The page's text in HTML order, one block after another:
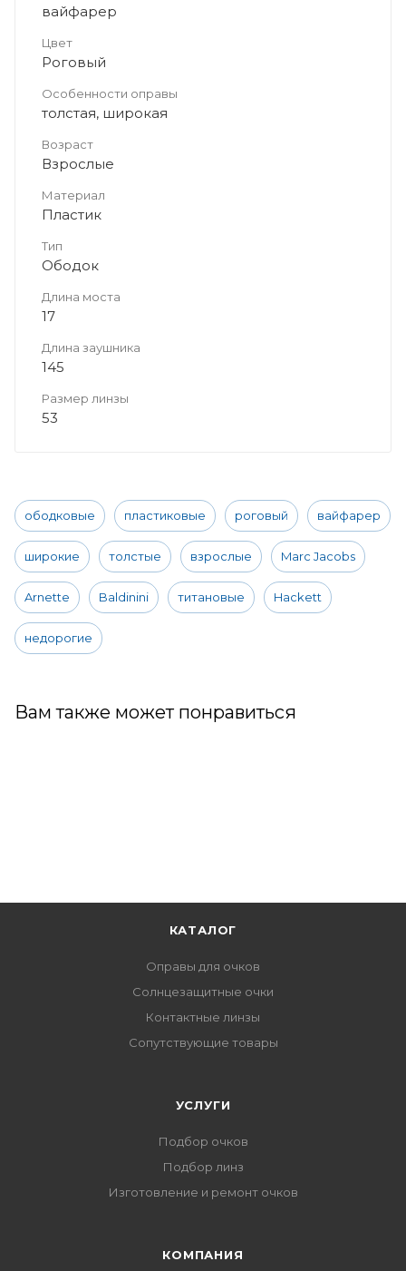
вайфарер
Цвет
Роговый
Особенности оправы
толстая, широкая
Возраст
Взрослые
Материал
Пластик
Тип
Ободок
Длина моста
17
Длина заушника
145
Размер линзы
53
ободковые пластиковые роговый вайфарер
широкие толстые взрослые Marc Jacobs
Arnette Baldinini титановые Hackett
недорогие
Вам также может понравиться
КАТАЛОГ
Оправы для очков
Солнцезащитные очки
Контактные линзы
Сопутствующие товары
УСЛУГИ
Подбор очков
Подбор линз
Изготовление и ремонт очков
КОМПАНИЯ